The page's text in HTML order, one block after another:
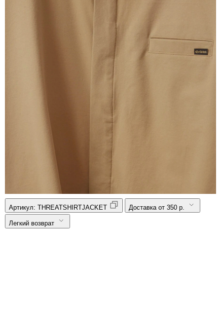
Артикул: THREATSHIRTJACKET Доставка от 350 р.
Легкий возврат